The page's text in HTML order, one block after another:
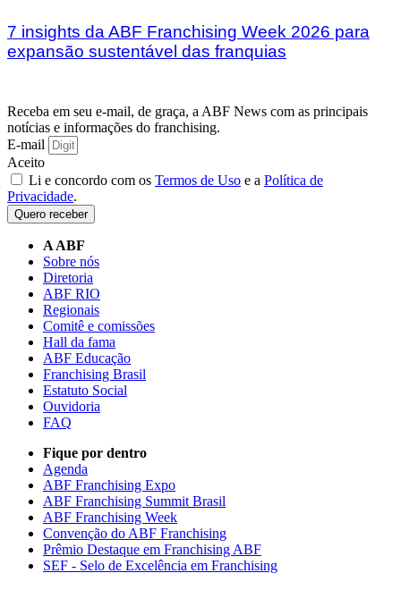
7 insights da ABF Franchising Week 2026 para
expansão sustentável das franquias
Receba em seu e-mail, de graça, a ABF News com as principais
notícias e informações do franchising.
E-mail
Aceito
Li e concordo com os Termos de Uso e a Política de
Privacidade.
Quero receber
A ABF
Sobre nós
Diretoria
ABF RIO
Regionais
Comitê e comissões
Hall da fama
ABF Educação
Franchising Brasil
Estatuto Social
Ouvidoria
FAQ
Fique por dentro
Agenda
ABF Franchising Expo
ABF Franchising Summit Brasil
ABF Franchising Week
Convenção do ABF Franchising
Prêmio Destaque em Franchising ABF
SEF - Selo de Excelência em Franchising